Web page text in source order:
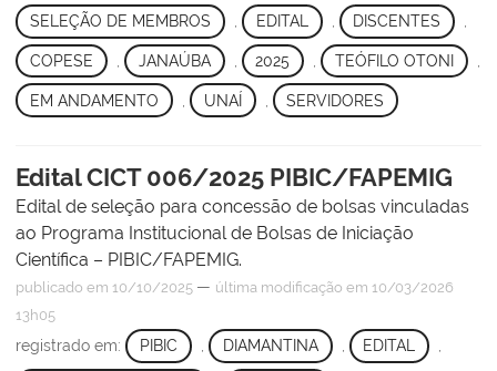
SELEÇÃO DE MEMBROS EDITAL DISCENTES
COPESE JANAÚBA 2025 , TEÓFILO OTONI
EM ANDAMENTO UNAÍ SERVIDORES
Edital CICT 006/2025 PIBIC/FAPEMIG
Edital de seleção para concessão de bolsas vinculadas
ao Programa Institucional de Bolsas de Iniciação
Científica – PIBIC/FAPEMIG.
publicado em 10/10/2025 — última modificação em 10/03/2026
13h05
registrado em: PIBIC , DIAMANTINA , EDITAL ,